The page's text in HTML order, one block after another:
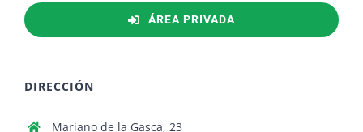
ÁREA PRIVADA
DIRECCIÓN
Mariano de la Gasca, 23